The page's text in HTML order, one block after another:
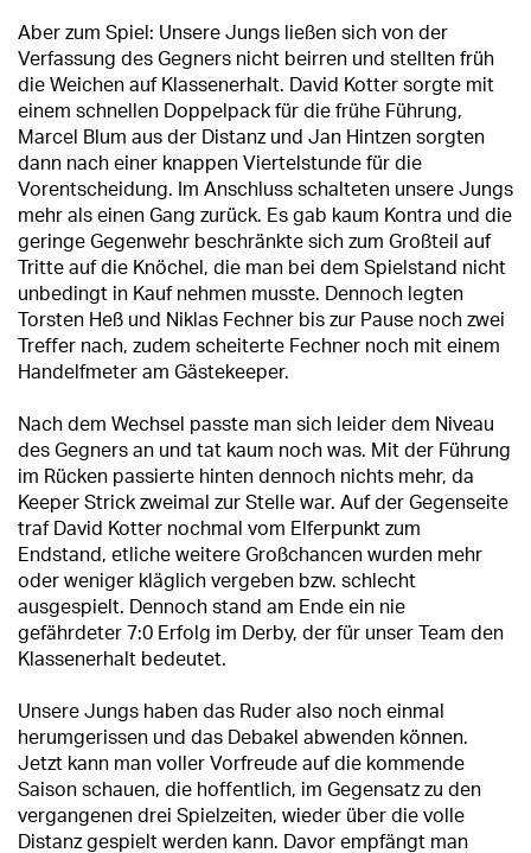
Aber zum Spiel: Unsere Jungs ließen sich von der
Verfassung des Gegners nicht beirren und stellten früh
die Weichen auf Klassenerhalt. David Kotter sorgte mit
einem schnellen Doppelpack für die frühe Führung,
Marcel Blum aus der Distanz und Jan Hintzen sorgten
dann nach einer knappen Viertelstunde für die
Vorentscheidung. Im Anschluss schalteten unsere Jungs
mehr als einen Gang zurück. Es gab kaum Kontra und die
geringe Gegenwehr beschränkte sich zum Großteil auf
Tritte auf die Knöchel, die man bei dem Spielstand nicht
unbedingt in Kauf nehmen musste. Dennoch legten
Torsten Heß und Niklas Fechner bis zur Pause noch zwei
Treffer nach, zudem scheiterte Fechner noch mit einem
Handelfmeter am Gästekeeper.
Nach dem Wechsel passte man sich leider dem Niveau
des Gegners an und tat kaum noch was. Mit der Führung
im Rücken passierte hinten dennoch nichts mehr, da
Keeper Strick zweimal zur Stelle war. Auf der Gegenseite
traf David Kotter nochmal vom Elferpunkt zum
Endstand, etliche weitere Großchancen wurden mehr
oder weniger kläglich vergeben bzw. schlecht
ausgespielt. Dennoch stand am Ende ein nie
gefährdeter 7:0 Erfolg im Derby, der für unser Team den
Klassenerhalt bedeutet.
Unsere Jungs haben das Ruder also noch einmal
herumgerissen und das Debakel abwenden können.
Jetzt kann man voller Vorfreude auf die kommende
Saison schauen, die hoffentlich, im Gegensatz zu den
vergangenen drei Spielzeiten, wieder über die volle
Distanz gespielt werden kann. Davor empfängt man